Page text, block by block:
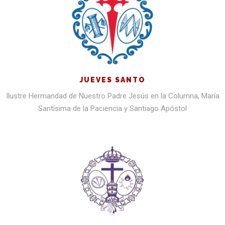
JUEVES SANTO
Ilustre Hermandad de Nuestro Padre Jesús en la Columna, María
Santísima de la Paciencia y Santiago Apóstol